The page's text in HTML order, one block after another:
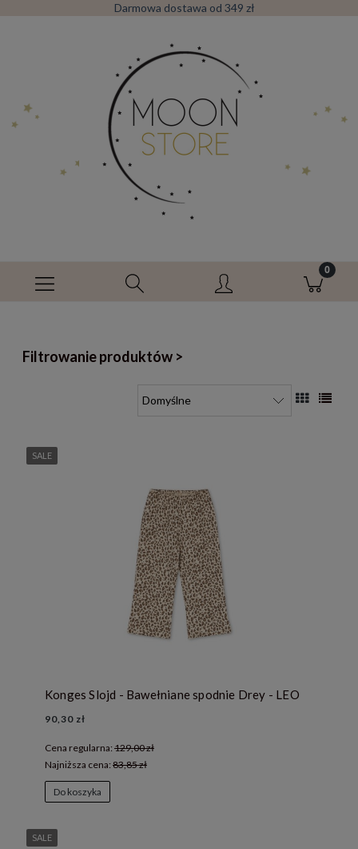
Darmowa dostawa od 349 zł
Filtrowanie produktów >
Konges Slojd - Bawełniane spodnie Drey - LEO
90,30 zł
Cena regularna: 129,00 zł
Najniższa cena: 83,85 zł
Do koszyka
SALE
SALE